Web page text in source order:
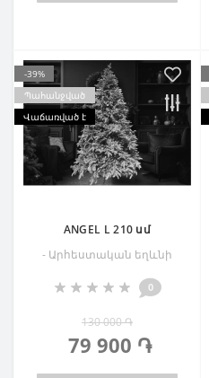
-39%
Պահանջված
Վաճառված է
ANGEL L 210 սմ
- Արհեստական եղևնի
0
130 000 ֏
79 900 ֏